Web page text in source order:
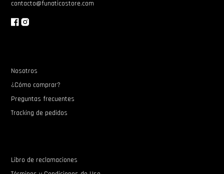
contacto@funaticostore.com
Nosotros
¿Cómo comprar?
Preguntas frecuentes
Tracking de pedidos
Libro de reclamaciones